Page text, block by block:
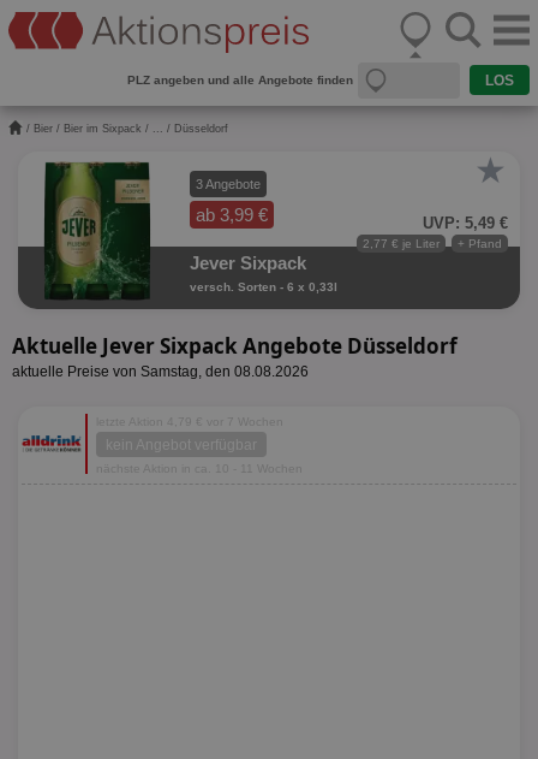
PLZ angeben und alle Angebote finden
/ Bier / Bier im Sixpack / ... / Düsseldorf
3 Angebote
ab 3,99 €
★
UVP: 5,49 €
+ Pfand
2,77 € je Liter
Jever Sixpack
versch. Sorten - 6 x 0,33l
Aktuelle Jever Sixpack Angebote Düsseldorf
aktuelle Preise von Samstag, den 08.08.2026
letzte Aktion 4,79 € vor 7 Wochen
kein Angebot verfügbar
nächste Aktion in ca. 10 - 11 Wochen